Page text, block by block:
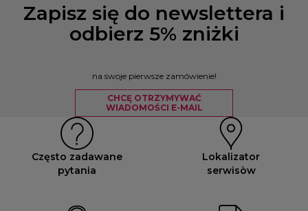
Zapisz się do newslettera i
odbierz 5% zniżki
na swoje pierwsze zamówienie!
CHCĘ OTRZYMYWAĆ
WIADOMOŚCI E-MAIL
Często zadawane
pytania
Lokalizator
serwisòw